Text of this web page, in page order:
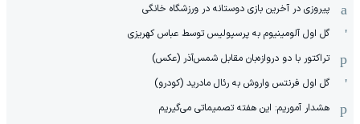
پیروزی در آخرین بازی دوستانه در ورزشگاه خانگی
گل اول آلومینیوم به پرسپولیس توسط عباس کهریزی
تراکتور با دو دروازه‌بان مقابل شمس‌آذر (عکس)
گل اول فرنتس واروش به رئال مادرید (کودرو)
هشدار آموریم: این هفته تصمیماتی می‌گیریم